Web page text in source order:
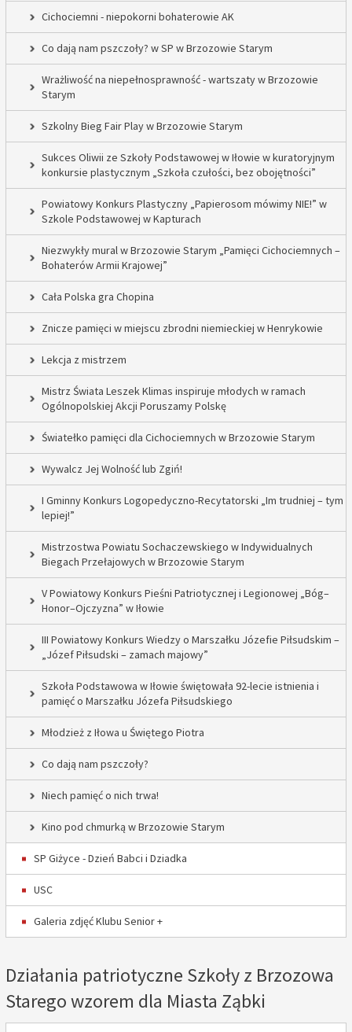
Cichociemni - niepokorni bohaterowie AK
Co dają nam pszczoły? w SP w Brzozowie Starym
Wrażliwość na niepełnosprawność - wartszaty w Brzozowie
Starym
Szkolny Bieg Fair Play w Brzozowie Starym
Sukces Oliwii ze Szkoły Podstawowej w Iłowie w kuratoryjnym
konkursie plastycznym „Szkoła czułości, bez obojętności”
Powiatowy Konkurs Plastyczny „Papierosom mówimy NIE!” w
Szkole Podstawowej w Kapturach
Niezwykły mural w Brzozowie Starym „Pamięci Cichociemnych –
Bohaterów Armii Krajowej”
Cała Polska gra Chopina
Znicze pamięci w miejscu zbrodni niemieckiej w Henrykowie
Lekcja z mistrzem
Mistrz Świata Leszek Klimas inspiruje młodych w ramach
Ogólnopolskiej Akcji Poruszamy Polskę
Światełko pamięci dla Cichociemnych w Brzozowie Starym
Wywalcz Jej Wolność lub Zgiń!
I Gminny Konkurs Logopedyczno-Recytatorski „Im trudniej – tym
lepiej!”
Mistrzostwa Powiatu Sochaczewskiego w Indywidualnych
Biegach Przełajowych w Brzozowie Starym
V Powiatowy Konkurs Pieśni Patriotycznej i Legionowej „Bóg–
Honor–Ojczyzna” w Iłowie
III Powiatowy Konkurs Wiedzy o Marszałku Józefie Piłsudskim –
„Józef Piłsudski – zamach majowy”
Szkoła Podstawowa w Iłowie świętowała 92-lecie istnienia i
pamięć o Marszałku Józefa Piłsudskiego
Młodzież z Iłowa u Świętego Piotra
Co dają nam pszczoły?
Niech pamięć o nich trwa!
Kino pod chmurką w Brzozowie Starym
SP Giżyce - Dzień Babci i Dziadka
USC
Galeria zdjęć Klubu Senior +
Działania patriotyczne Szkoły z Brzozowa
Starego wzorem dla Miasta Ząbki